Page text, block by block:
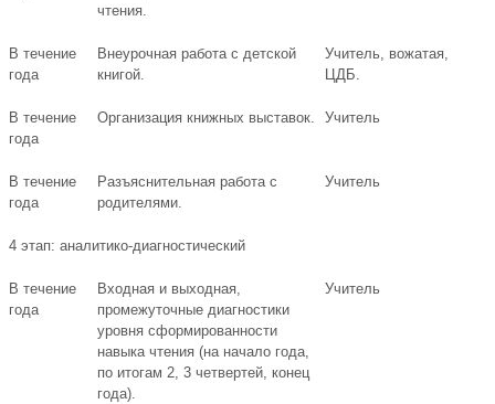
чтения.
В течение
года
Внеурочная работа с детской
книгой.
Учитель, вожатая,
ЦДБ.
В течение
года
Организация книжных выставок. Учитель
В течение
года
Разъяснительная работа с
родителями.
Учитель
4 этап: аналитико-диагностический
В течение
года
Входная и выходная,
промежуточные диагностики
уровня сформированности
навыка чтения (на начало года,
по итогам 2, 3 четвертей, конец
года).
Учитель